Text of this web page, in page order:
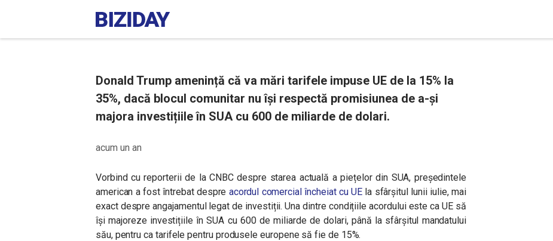
Donald Trump amenință că va mări tarifele impuse UE de la 15% la
35%, dacă blocul comunitar nu își respectă promisiunea de a-și
majora investițiile în SUA cu 600 de miliarde de dolari.
acum un an
Vorbind cu reporterii de la CNBC despre starea actuală a piețelor din SUA, președintele
american a fost întrebat despre acordul comercial încheiat cu UE la sfârșitul lunii iulie, mai
exact despre angajamentul legat de investiții. Una dintre condițiile acordului este ca UE să
își majoreze investițiile în SUA cu 600 de miliarde de dolari, până la sfârșitul mandatului
său, pentru ca tarifele pentru produsele europene să fie de 15%.